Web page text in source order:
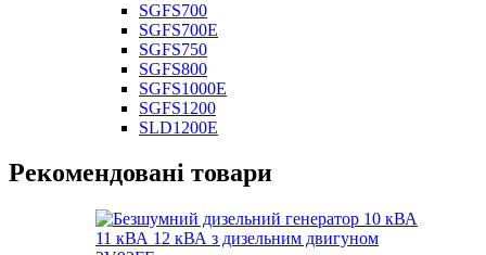
SGFS700
SGFS700E
SGFS750
SGFS800
SGFS1000E
SGFS1200
SLD1200E
Рекомендовані товари